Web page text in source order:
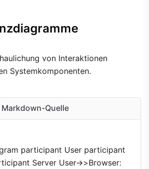
von Interaktionen
Systemkomponenten.
Markdown-Quelle
participant User participant
Server User->>Browser: